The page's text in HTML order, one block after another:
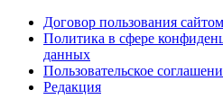
Договор пользования сайтом
Политика в сфере
данных
Пользовательское
Редакция